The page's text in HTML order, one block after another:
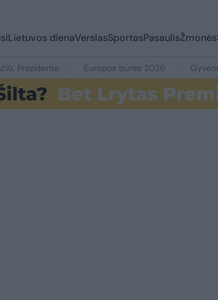
Lietuvos dienaVerslasSportasPasaulisŽmonės
Prezidente Europos burės 2026